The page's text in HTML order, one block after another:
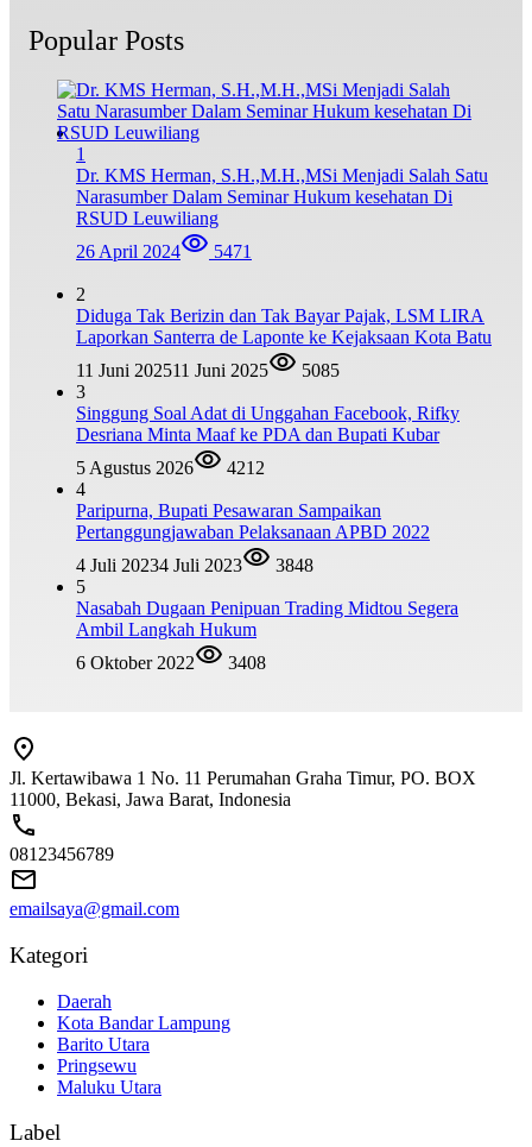
Popular Posts
1
Dr. KMS Herman, S.H.,M.H.,MSi Menjadi Salah Satu
Narasumber Dalam Seminar Hukum kesehatan Di
RSUD Leuwiliang
26 April 2024
5471
2
Diduga Tak Berizin dan Tak Bayar Pajak, LSM LIRA
Laporkan Santerra de Laponte ke Kejaksaan Kota Batu
11 Juni 202511 Juni 2025
5085
3
Singgung Soal Adat di Unggahan Facebook, Rifky
Desriana Minta Maaf ke PDA dan Bupati Kubar
5 Agustus 2026
4212
4
Paripurna, Bupati Pesawaran Sampaikan
Pertanggungjawaban Pelaksanaan APBD 2022
4 Juli 20234 Juli 2023
3848
5
Nasabah Dugaan Penipuan Trading Midtou Segera
Ambil Langkah Hukum
6 Oktober 2022
3408
Jl. Kertawibawa 1 No. 11 Perumahan Graha Timur, PO. BOX
11000, Bekasi, Jawa Barat, Indonesia
08123456789
emailsaya@gmail.com
Kategori
Daerah
Kota Bandar Lampung
Barito Utara
Pringsewu
Maluku Utara
Label